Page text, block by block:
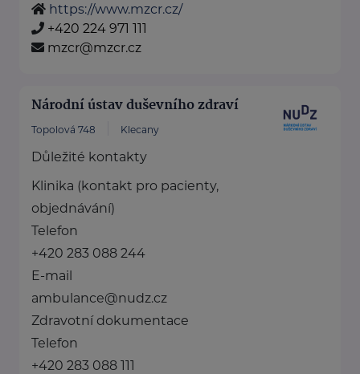
https://www.mzcr.cz/
+420 224 971 111
mzcr@mzcr.cz
Národní ústav duševního zdraví
Topolová 748 Klecany
Důležité kontakty
Klinika (kontakt pro pacienty,
objednávání)
Telefon
+420 283 088 244
E-mail
ambulance@nudz.cz
Zdravotní dokumentace
Telefon
+420 283 088 111